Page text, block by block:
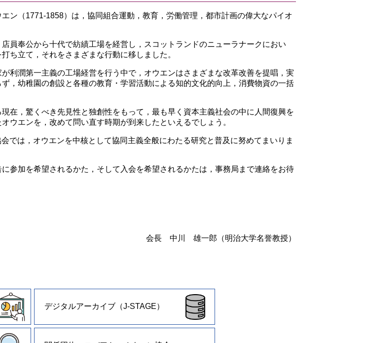
ン（1771-1858）は，協同組合運動，教育，労働管理，都市計画の偉大なパイオ
員奉公から十代で紡績工場を経営し，スコットランドのニューラナークにおい
ち立て，それをさまざまな行動に移しました。
利潤第一主義の工場経営を行う中で，オウエンはさまざまな改革改善を提唱，実
，幼稚園の創設と各種の教育・学習活動による知的文化的向上，消費物資の一括
在，驚くべき先見性と独創性をもって，最も早く資本主義社会の中に人間復興を
ウエンを，改めて問い直す時期が到来したといえるでしょう。
は，オウエンを中核として協同主義全般にわたる研究と普及に努めてまいりま
参加を希望されるかた，そして入会を希望されるかたは，事務局まで連絡をお待
会長 中川 雄一郎（明治大学名誉教授）
デジタルアーカイブ（J-STAGE）